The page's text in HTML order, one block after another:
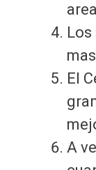
El
A